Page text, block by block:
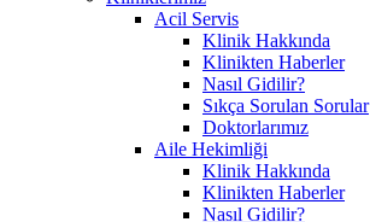
Acil Servis
Klinik Hakkında
Klinikten Haberler
Nasıl Gidilir?
Sıkça Sorulan Sorular
Doktorlarımız
Aile Hekimliği
Klinik Hakkında
Klinikten Haberler
Nasıl Gidilir?